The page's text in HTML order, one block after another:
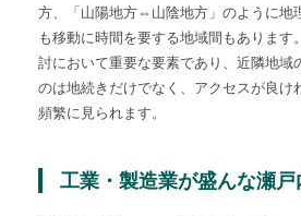
方、「山陽地方⇔山陰地方」のように地
も移動に時間を要する地域間もあります
討において重要な要素であり、近隣地域
のは地続きだけでなく、アクセスが良け
頻繁に見られます。
工業・製造業が盛んな瀬